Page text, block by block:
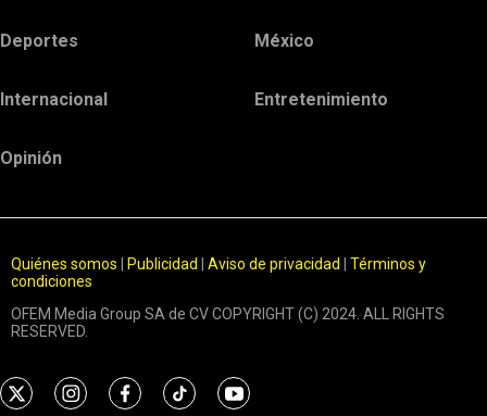
Deportes México
Internacional Entretenimiento
Opinión
Quiénes somos Publicidad Aviso de privacidad
Términos y
condiciones
OFEM Media Group SA de CV COPYRIGHT (C) 2024. ALL RIGHTS
RESERVED.
t
i
f
t
y